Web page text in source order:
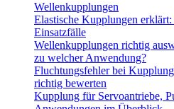
Wellenkupplungen
Elastische Kupplungen
Einsatzfälle
Wellenkupplungen richtig
zu welcher Anwendung?
Fluchtungsfehler bei
richtig bewerten
Kupplung für Servoantriebe,